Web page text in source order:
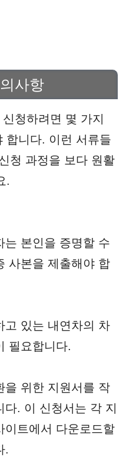
사항
청하려면 몇 가지
합니다. 이런 서류들
청 과정을 보다 원활
.
는 본인을 증명할 수
사본을 제출해야 합
고 있는 내연차의 차
필요합니다.
을 위한 지원서를 작
다. 이 신청서는 각 지
이트에서 다운로드할
.